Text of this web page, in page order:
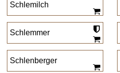
Schlemilch
Schlemmer
Schlenberger